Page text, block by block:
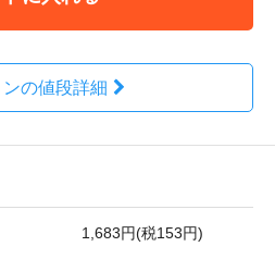
の値段詳細
1,683円(税153円)